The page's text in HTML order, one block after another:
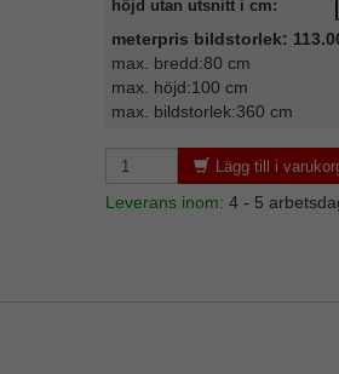
höjd utan utsnitt i cm:
meterpris bildstorlek:
max. bredd:80 cm
max. höjd:100 cm
max. bildstorlek:360 cm
Lägg till i
Leverans inom: 4 - 5